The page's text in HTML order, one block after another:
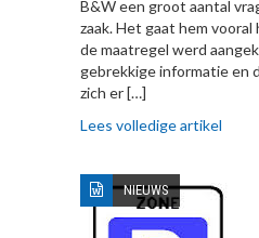
B&W een groot aantal
zaak. Het gaat hem
de maatregel werd
gebrekkige informatie en
zich er […]
Lees volledige artikel
NIEUWS